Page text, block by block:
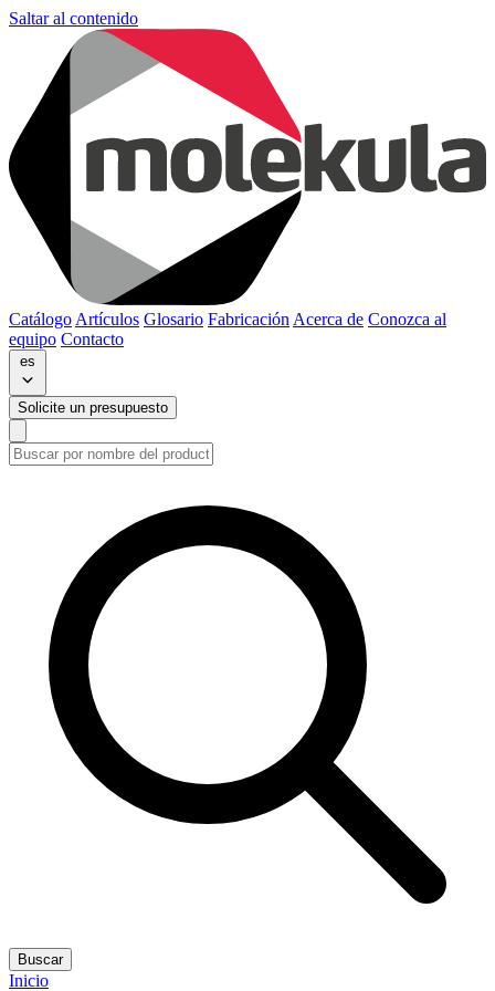
Saltar al contenido
Catálogo Artículos Glosario Fabricación Acerca de Conozca al
equipo Contacto
es
Solicite un presupuesto
Buscar
Inicio